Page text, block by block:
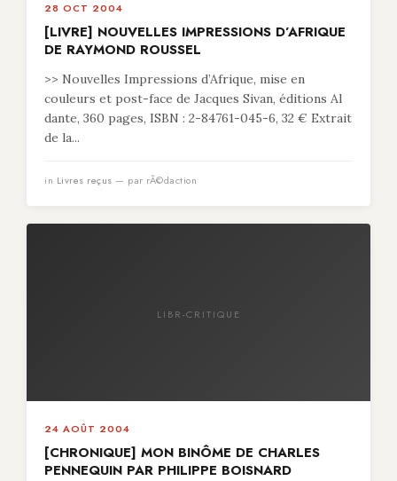
28 OCT 2004
[LIVRE] NOUVELLES IMPRESSIONS D’AFRIQUE
DE RAYMOND ROUSSEL
>> Nouvelles Impressions d’Afrique, mise en
couleurs et post-face de Jacques Sivan, éditions Al
dante, 360 pages, ISBN : 2-84761-045-6, 32 € Extrait
de la...
in Livres reçus — par rÃ©daction
LIBR-CRITIQUE
24 AOÛT 2004
[CHRONIQUE] MON BINÔME DE CHARLES
PENNEQUIN PAR PHILIPPE BOISNARD